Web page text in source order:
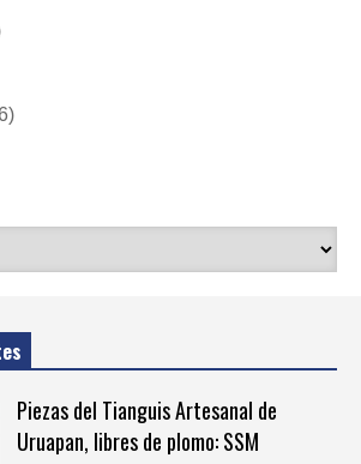
Piezas del Tianguis Artesanal de
Uruapan, libres de plomo: SSM